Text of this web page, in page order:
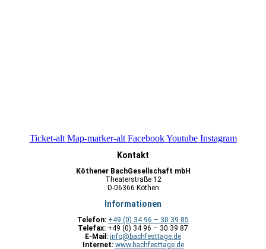
Ticket-alt Map-marker-alt Facebook Youtube Instagram
Kontakt
Köthener BachGesellschaft mbH
Theaterstraße 12
D-06366 Köthen
Informationen
Telefon: +49 (0) 34 96 – 30 39 85
Telefax: +49 (0) 34 96 – 30 39 87
E-Mail: info@bachfesttage.de
Internet: www.bachfesttage.de